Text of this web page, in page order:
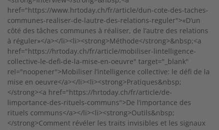
href="https://www.hrtoday.ch/fr/article/dun-cote-des-taches-
communes-realiser-de-lautre-des-relations-reguler">«D’un
côté des tâches communes à réaliser, de l’autre des relations
à réguler»</a></li><li><strong>Méthode</strong>&nbsp;<a
href="https://hrtoday.ch/fr/article/mobiliser-lintelligence-
collective-le-defi-de-la-mise-en-oeuvre" target="_blank"
rel="noopener">Mobiliser l’intelligence collective: le défi de la
mise en oeuvre</a></li><li><strong>Pratiques&nbsp;
</strong><a href="https://hrtoday.ch/fr/article/de-
limportance-des-rituels-communs">De l’importance des
rituels communs</a></li><li><strong>Outils&nbsp;
</strong>Comment révéler les traits invisibles et les signaux